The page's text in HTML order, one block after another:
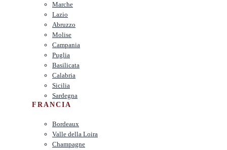
Marche
Lazio
Abruzzo
Molise
Campania
Puglia
Basilicata
Calabria
Sicilia
Sardegna
FRANCIA
Bordeaux
Valle della Loira
Champagne